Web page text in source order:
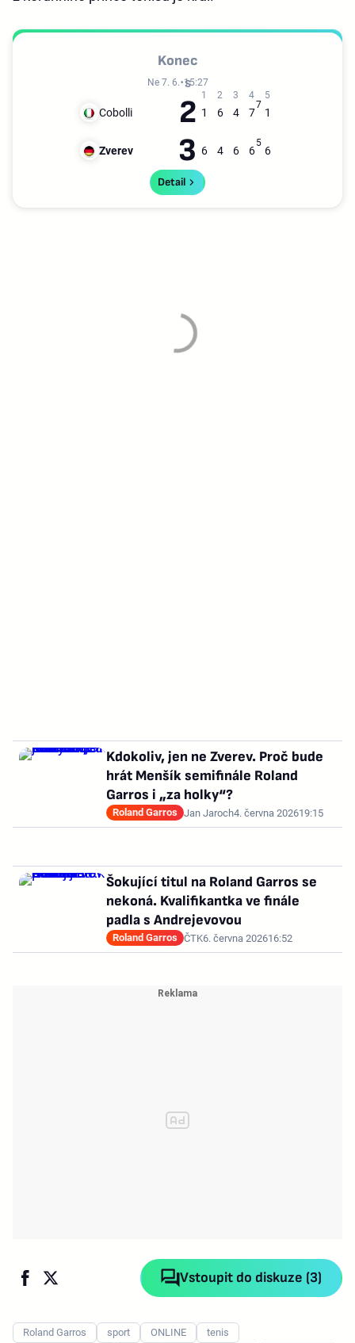
Konec
Ne 7. 6. 15:27
Cobolli 2 1 6 4 7
7
1
Zverev 3 6 4 6 6
5
6
Detail
Kdokoliv, jen ne Zverev. Proč bude
hrát Menšík semifinále Roland
Garros i „za holky“?
Roland Garros Jan Jaroch4. června 202619:15
Šokující titul na Roland Garros se
nekoná. Kvalifikantka ve finále
padla s Andrejevovou
Roland Garros ČTK6. června 202616:52
Vstoupit do diskuze (3)
Roland Garros sport ONLINE
tenis